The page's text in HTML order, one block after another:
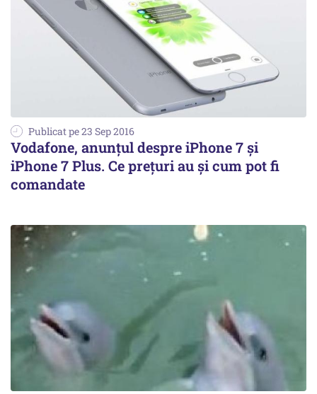
Publicat pe 23 Sep 2016
Vodafone, anunțul despre iPhone 7 și
iPhone 7 Plus. Ce prețuri au și cum pot fi
comandate